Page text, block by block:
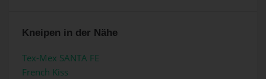
Kneipen in der Nähe
Tex-Mex SANTA FE
French Kiss